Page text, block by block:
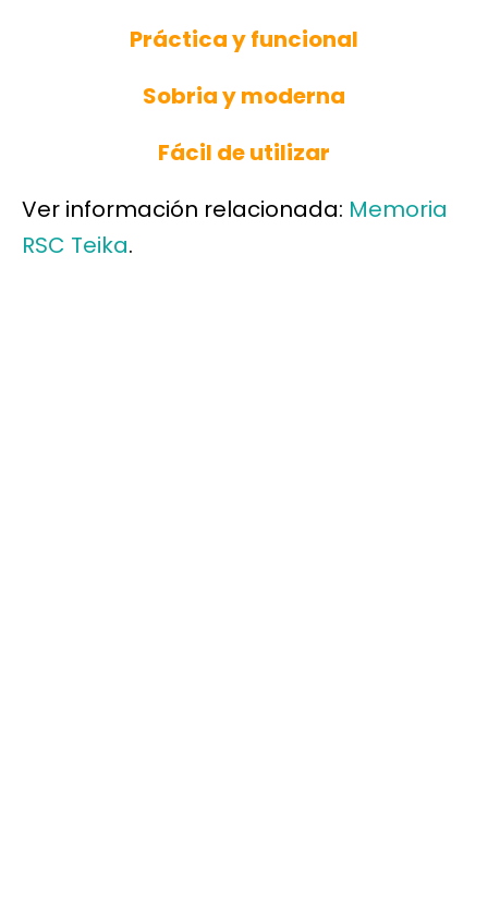
Práctica y funcional
Sobria y moderna
Fácil de utilizar
Ver información relacionada: Memoria
RSC Teika.